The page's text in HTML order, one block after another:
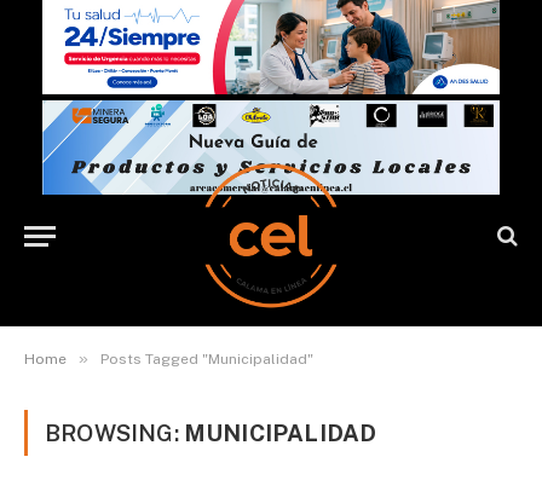
Home » Posts Tagged "Municipalidad"
BROWSING: MUNICIPALIDAD